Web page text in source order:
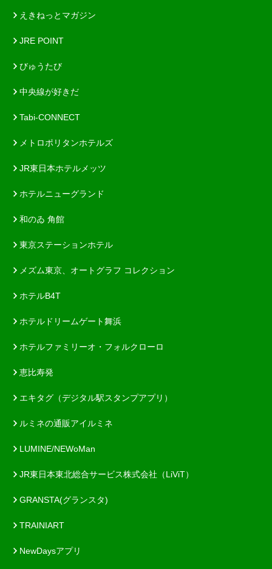
えきねっとマガジン
JRE POINT
びゅうたび
中央線が好きだ
Tabi-CONNECT
メトロポリタンホテルズ
JR東日本ホテルメッツ
ホテルニューグランド
和のゐ 角館
東京ステーションホテル
メズム東京、オートグラフ コレクション
ホテルB4T
ホテルドリームゲート舞浜
ホテルファミリーオ・フォルクローロ
恵比寿発
エキタグ（デジタル駅スタンプアプリ）
ルミネの通販アイルミネ
LUMINE/NEWoMan
JR東日本東北総合サービス株式会社（LiViT）
GRANSTA(グランスタ)
TRAINIART
NewDaysアプリ